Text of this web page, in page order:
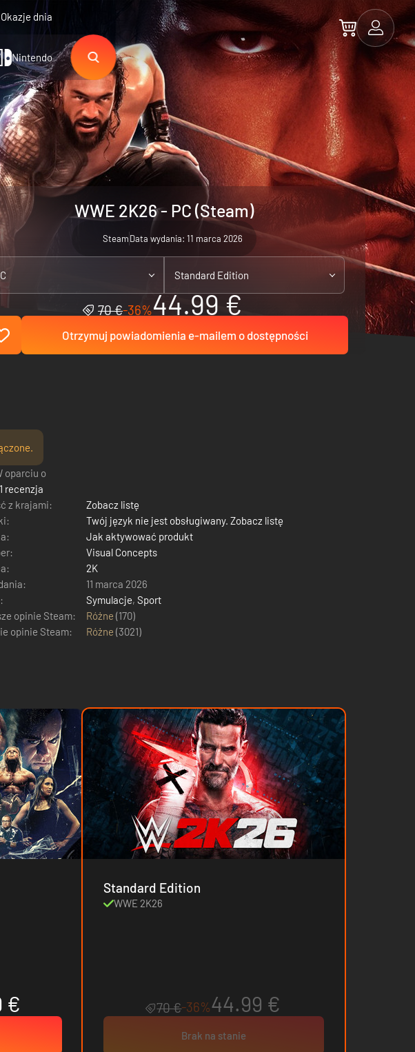
Okazje dnia
Nintendo
WWE 2K26 - PC (Steam)
SteamData wydania: 11 marca 2026
Standard Edition
70 €-36%44.99 €
Otrzymuj powiadomienia e-mailem o dostępności
oparciu o
recenzja
z krajami:
Zobacz listę
Twój język nie jest obsługiwany. Zobacz listę
Jak aktywować produkt
Visual Concepts
2K
11 marca 2026
Symulacje, Sport
opinie Steam:
Różne (170)
opinie Steam:
Różne (3021)
€
Standard Edition
WWE 2K26
70 €-36%44.99 €
Brak na stanie